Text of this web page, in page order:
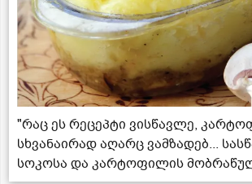
"რაც ეს რეცეპტი ვისწავლე,
სხვანაირად აღარც ვამზადებ...
სოკოსა და კარტოფილის